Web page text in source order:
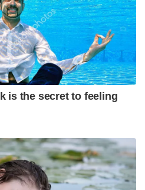
is the secret to feeling